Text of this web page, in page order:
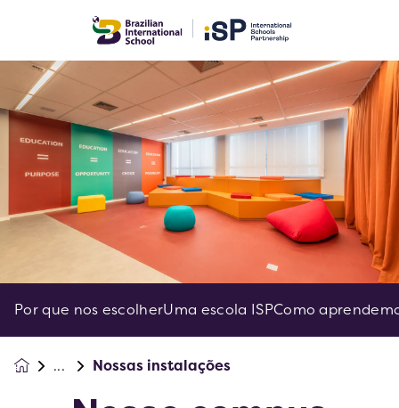
Por que nos escolherUma escola ISPComo
Nossas instalações